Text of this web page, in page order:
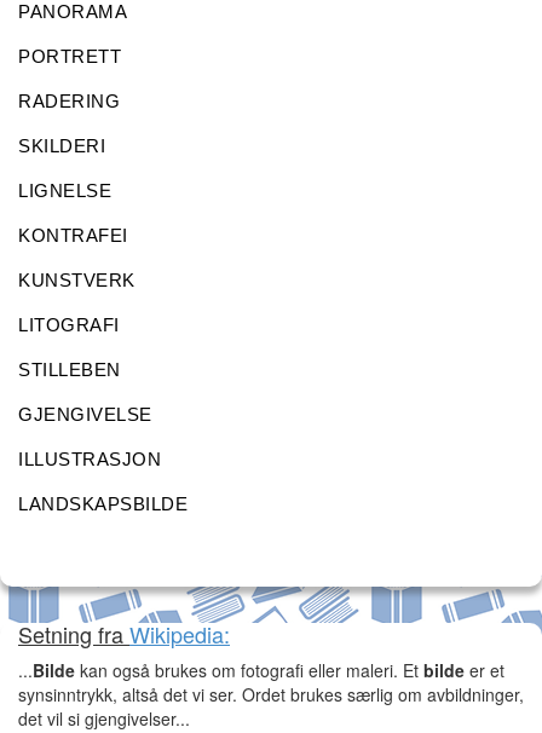
PANORAMA
PORTRETT
RADERING
SKILDERI
LIGNELSE
KONTRAFEI
KUNSTVERK
LITOGRAFI
STILLEBEN
GJENGIVELSE
ILLUSTRASJON
LANDSKAPSBILDE
Setning fraWikipedia:
...Bilde kan også brukes om fotografi eller maleri. Et bilde er et
synsinntrykk, altså det vi ser. Ordet brukes særlig om avbildninger,
det vil si gjengivelser...